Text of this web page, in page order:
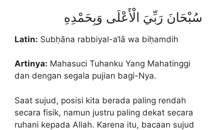
سُبْحَانَ رَبِّيَ الْأَعْلَى وَبِحَمْدِهِ
Latin: Subḥāna rabbiyal-a‘lā wa biḥamdih
Artinya: Mahasuci Tuhanku Yang Mahatinggi
dan dengan segala pujian bagi-Nya.
Saat sujud, posisi kita berada paling rendah
secara fisik, namun justru paling dekat secara
ruhani kepada Allah. Karena itu, bacaan sujud